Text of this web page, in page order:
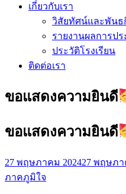
เกี่ยวกับเรา
วิสัยทัศน์และพันธ
รายงานผลการป
ประวัติโรงเรียน
ติดต่อเรา
ขอแสดงความยินดี
ขอแสดงความยินดี
27 พฤษภาคม 202427 พฤษภา
ภาคภูมิใจ